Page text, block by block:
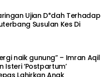
Ujian D*dah Terhadap
Susulan Kes Di
naik gunung” – Imran Aqil
Isteri ‘Postpartum’